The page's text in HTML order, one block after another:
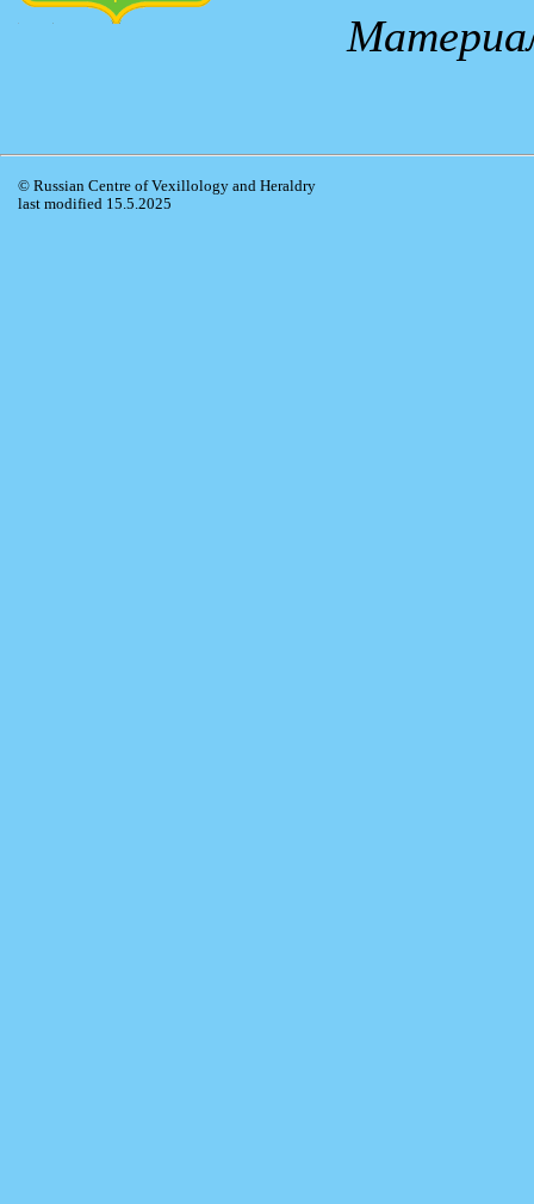
© Russian Centre of Vexillology and Heraldry
last modified 15.5.2025